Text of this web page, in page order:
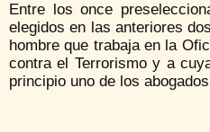
Entre los once
elegidos en las anteriores
hombre que trabaja en la
contra el Terrorismo y a
principio uno de los